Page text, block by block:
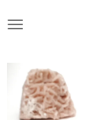
direct
hoofdinhoud